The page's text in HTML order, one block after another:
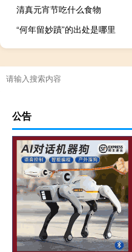
清真元宵节吃什么食物
“何年留妙蹟”的出处是哪里
公告